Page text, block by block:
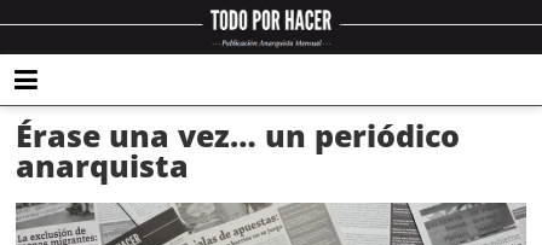
Érase una vez… un periódico
anarquista